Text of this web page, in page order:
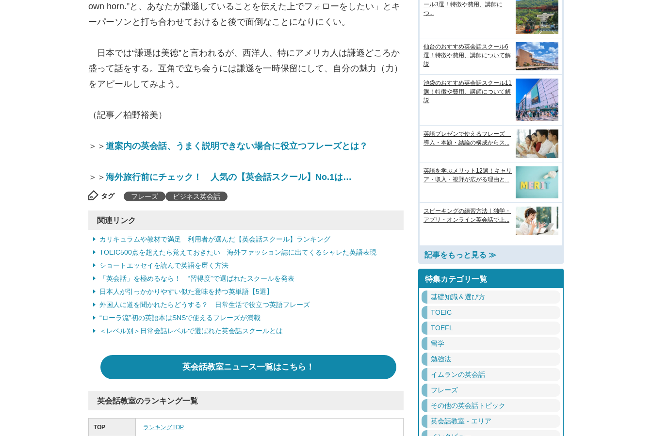
own horn.”と、あなたが謙遜していることを伝えた上でフォローをしたい」とキ
ーパーソンと打ち合わせておけると後で面倒なことになりにくい。
日本では“謙遜は美徳”と言われるが、西洋人、特にアメリカ人は謙遜どころか
盛って話をする。互角で立ち会うには謙遜を一時保留にして、自分の魅力（力）
をアピールしてみよう。
（記事／柏野裕美）
＞＞ 道案内の英会話、うまく説明できない場合に役立つフレーズとは？
＞＞ 海外旅行前にチェック！ 人気の【英会話スクール】No.1は…
タグ フレーズ ビジネス英会話
関連リンク
カリキュラムや教材で満足 利用者が選んだ【英会話スクール】ランキング
TOEIC500点を超えたら覚えておきたい 海外ファッション誌に出てくるシャレた英語表現
ショートエッセイを読んで英語を磨く方法
「英会話」を極めるなら！ “習得度”で選ばれたスクールを発表
日本人が引っかかりやすい似た意味を持つ英単語【5選】
外国人に道を聞かれたらどうする？ 日常生活で役立つ英語フレーズ
“ローラ流”初の英語本はSNSで使えるフレーズが満載
＜レベル別＞日常会話レベルで選ばれた英会話スクールとは
英会話教室ニュース一覧はこちら！
英会話教室のランキング一覧
TOP ランキングTOP
ール3選！特徴や費用、講師に
つ...
仙台のおすすめ英会話スクール6
選！特徴や費用、講師について解
説
池袋のおすすめ英会話スクール11
選！特徴や費用、講師について解
説
英語プレゼンで使えるフレーズ
導入・本題・結論の構成からス...
英語を学ぶメリット12選！キャリ
ア・収入・視野が広がる理由と...
スピーキングの練習方法｜独学・
アプリ・オンライン英会話で上...
記事をもっと見る ≫
特集カテゴリ一覧
基礎知識＆選び方
TOEIC
TOEFL
留学
勉強法
イムランの英会話
フレーズ
その他の英会話トピック
英会話教室 - エリア